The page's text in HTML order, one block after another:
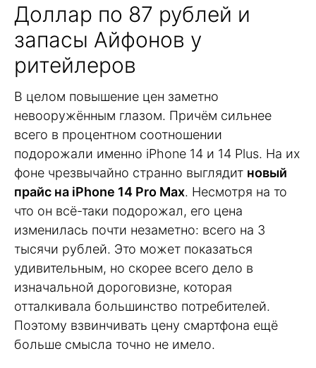
Доллар по 87 рублей и
запасы Айфонов у
ритейлеров
В целом повышение цен заметно
невооружённым глазом. Причём сильнее
всего в процентном соотношении
подорожали именно iPhone 14 и 14 Plus. На их
фоне чрезвычайно странно выглядит новый
прайс на iPhone 14 Pro Max. Несмотря на то
что он всё-таки подорожал, его цена
изменилась почти незаметно: всего на 3
тысячи рублей. Это может показаться
удивительным, но скорее всего дело в
изначальной дороговизне, которая
отталкивала большинство потребителей.
Поэтому взвинчивать цену смартфона ещё
больше смысла точно не имело.